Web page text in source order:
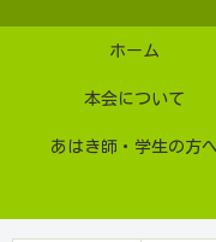
ホーム
本会について
あはき師・学生の方へ